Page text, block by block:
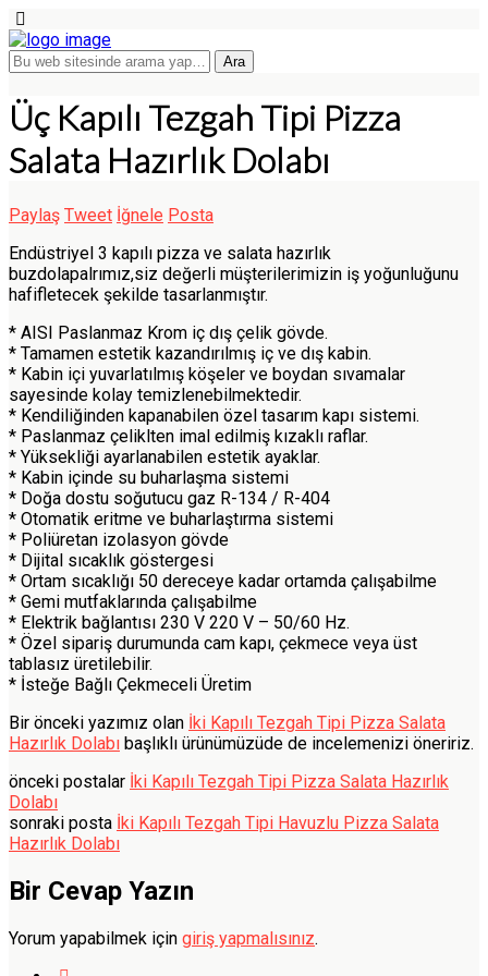
Üç Kapılı Tezgah Tipi Pizza
Salata Hazırlık Dolabı
Paylaş Tweet İğnele Posta
Endüstriyel 3 kapılı pizza ve salata hazırlık
buzdolapalrımız,siz değerli müşterilerimizin iş yoğunluğunu
hafifletecek şekilde tasarlanmıştır.
* AISI Paslanmaz Krom iç dış çelik gövde.
* Tamamen estetik kazandırılmış iç ve dış kabin.
* Kabin içi yuvarlatılmış köşeler ve boydan sıvamalar
sayesinde kolay temizlenebilmektedir.
* Kendiliğinden kapanabilen özel tasarım kapı sistemi.
* Paslanmaz çeliklten imal edilmiş kızaklı raflar.
* Yüksekliği ayarlanabilen estetik ayaklar.
* Kabin içinde su buharlaşma sistemi
* Doğa dostu soğutucu gaz R-134 / R-404
* Otomatik eritme ve buharlaştırma sistemi
* Poliüretan izolasyon gövde
* Dijital sıcaklık göstergesi
* Ortam sıcaklığı 50 dereceye kadar ortamda çalışabilme
* Gemi mutfaklarında çalışabilme
* Elektrik bağlantısı 230 V 220 V – 50/60 Hz.
* Özel sipariş durumunda cam kapı, çekmece veya üst
tablasız üretilebilir.
* İsteğe Bağlı Çekmeceli Üretim
Bir önceki yazımız olan İki Kapılı Tezgah Tipi Pizza Salata
Hazırlık Dolabı başlıklı ürünümüzüde de incelemenizi öneririz.
önceki postalar İki Kapılı Tezgah Tipi Pizza Salata Hazırlık
Dolabı
sonraki posta İki Kapılı Tezgah Tipi Havuzlu Pizza Salata
Hazırlık Dolabı
Bir Cevap Yazın
Yorum yapabilmek için giriş yapmalısınız.